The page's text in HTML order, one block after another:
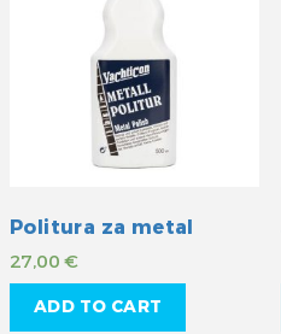
Politura za metal
27,00€
ADD TO CART